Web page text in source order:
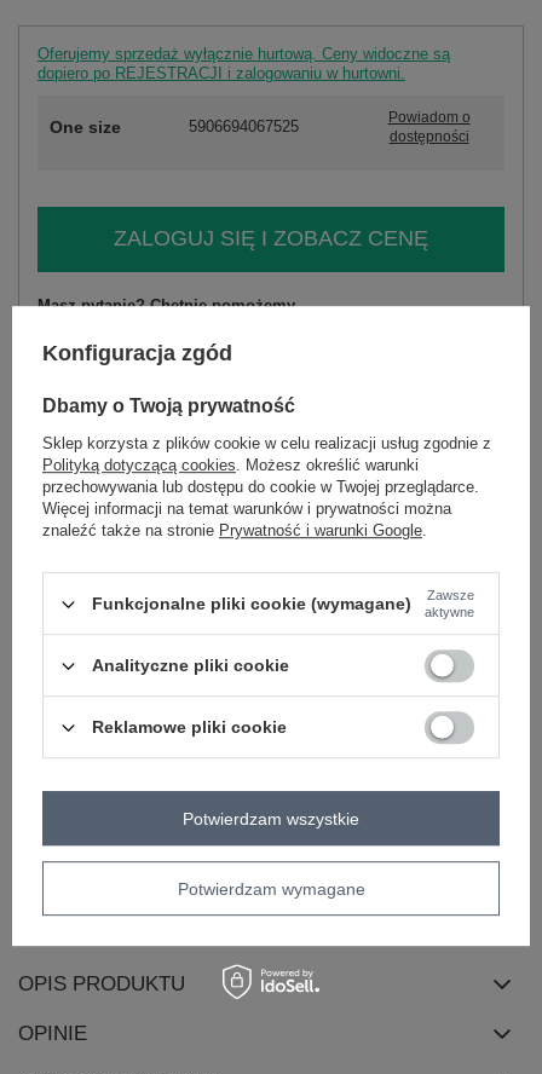
Oferujemy sprzedaż wyłącznie hurtową. Ceny widoczne są
dopiero po REJESTRACJI i zalogowaniu w hurtowni.
One size 5906694067525
Powiadom o
dostępności
ZALOGUJ SIĘ I ZOBACZ CENĘ
Masz pytanie? Chętnie pomożemy.
skład materiału : 68% wiskoza, 32% poliester
sposób prania : pranie w pralce w 30°C
Kod produktu
PM-SW-YIS1077.83
Marka
SHEEP
styl
elegancki
dominujący
urozmaicona faktura materiału
dominujący
długość
standardowa
długi rękaw
dekolt
okrągły
zapięcie
brak
dodatkowe
bufiasty rękaw
OPIS PRODUKTU
OPINIE
Konfiguracja zgód
Dbamy o Twoją prywatność
Sklep korzysta z plików cookie w celu realizacji usług zgodnie z
Polityką dotyczącą cookies. Możesz określić warunki
przechowywania lub dostępu do cookie w Twojej przeglądarce.
Więcej informacji na temat warunków i prywatności można
znaleźć także na stronie Prywatność i warunki Google.
Funkcjonalne pliki cookie (wymagane)
Zawsze
aktywne
Analityczne pliki cookie
Reklamowe pliki cookie
Potwierdzam wymagane
Potwierdzam wszystkie